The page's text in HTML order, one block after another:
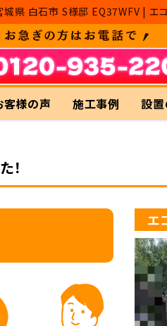
県 白石市 S様邸 EQ37WFV | エコ
客様の声 施工事例 設
！
エ